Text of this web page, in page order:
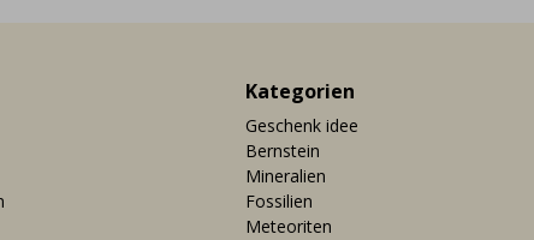
Kategorien
Geschenk idee
Bernstein
Mineralien
Fossilien
Meteoriten